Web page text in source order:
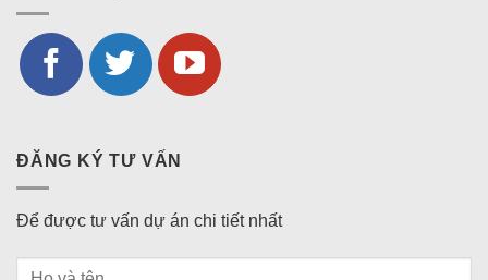
ĐĂNG KÝ TƯ VẤN
Để được tư vấn dự án chi tiết nhất